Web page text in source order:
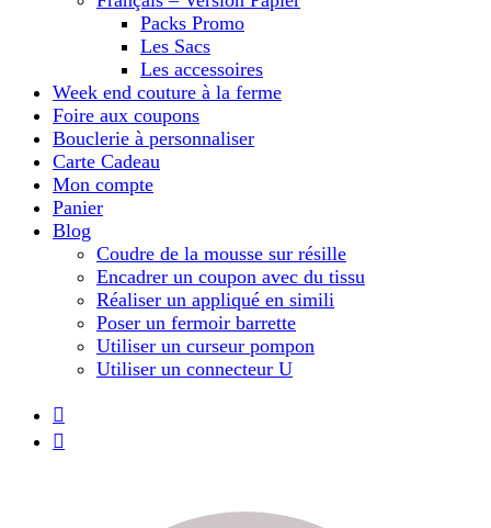
Packs Promo
Les Sacs
Les accessoires
Week end couture à la ferme
Foire aux coupons
Bouclerie à personnaliser
Carte Cadeau
Mon compte
Panier
Blog
Coudre de la mousse sur résille
Encadrer un coupon avec du tissu
Réaliser un appliqué en simili
Poser un fermoir barrette
Utiliser un curseur pompon
Utiliser un connecteur U